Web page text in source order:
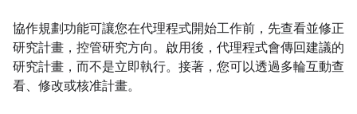
協作規劃功能可讓您在代理程式開始工作前，先查看並修正
研究計畫，控管研究方向。啟用後，代理程式會傳回建議的
研究計畫，而不是立即執行。接著，您可以透過多輪互動查
看、修改或核准計畫。